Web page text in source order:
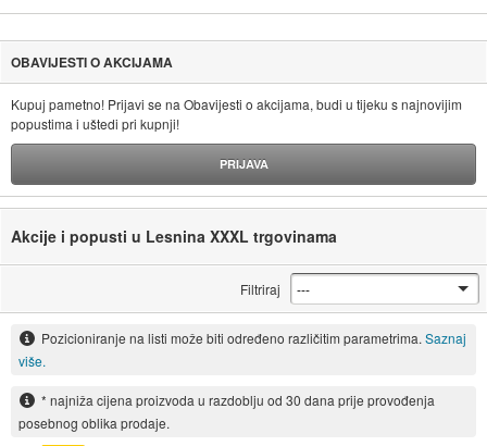
OBAVIJESTI O AKCIJAMA
Kupuj pametno! Prijavi se na Obavijesti o akcijama, budi u tijeku s najnovijim
popustima i uštedi pri kupnji!
PRIJAVA
Akcije i popusti u Lesnina XXXL trgovinama
Filtriraj
Pozicioniranje na listi može biti određeno različitim parametrima. Saznaj
više.
* najniža cijena proizvoda u razdoblju od 30 dana prije provođenja
posebnog oblika prodaje.